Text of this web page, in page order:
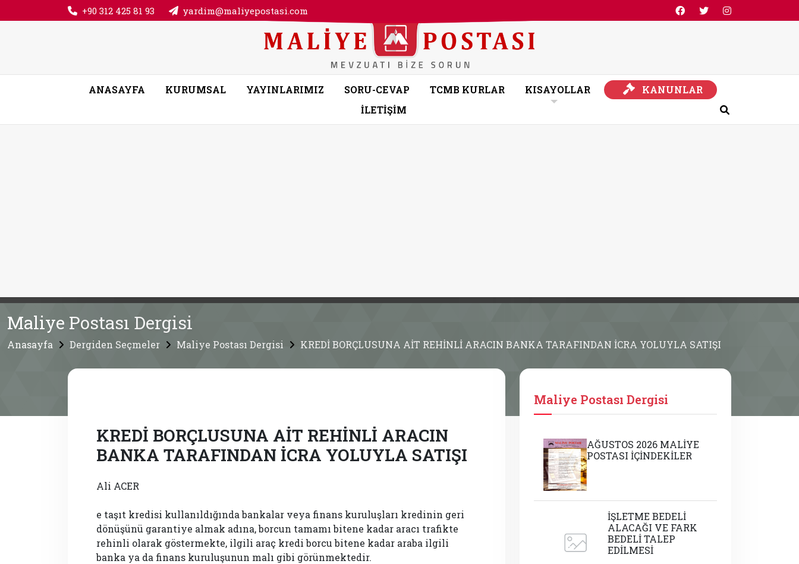
+90 312 425 81 93 yardim@maliyepostasi.com
ANASAYFA KURUMSAL YAYINLARIMIZ SORU-CEVAP TCMB KURLAR KISAYOLLAR KANUNLAR
KANUNLAR
İLETİŞİM
Maliye Postası Dergisi
Anasayfa Dergiden Seçmeler Maliye Postası Dergisi KREDİ BORÇLUSUNA AİT REHİNLİ ARACIN BANKA TARAFINDAN İCRA YOLUYLA SATIŞI
KREDİ BORÇLUSUNA AİT REHİNLİ ARACIN
BANKA TARAFINDAN İCRA YOLUYLA SATIŞI
Ali ACER
e taşıt kredisi kullanıldığında bankalar veya finans kuruluşları kredinin geri
dönüşünü garantiye almak adına, borcun tamamı bitene kadar aracı trafikte
rehinli olarak göstermekte, ilgili araç kredi borcu bitene kadar araba ilgili
banka ya da finans kuruluşunun malı gibi görünmektedir.
Maliye Postası Dergisi
AĞUSTOS 2026 MALİYE
POSTASI İÇİNDEKİLER
İŞLETME BEDELİ
ALACAĞI VE FARK
BEDELİ TALEP
EDİLMESİ